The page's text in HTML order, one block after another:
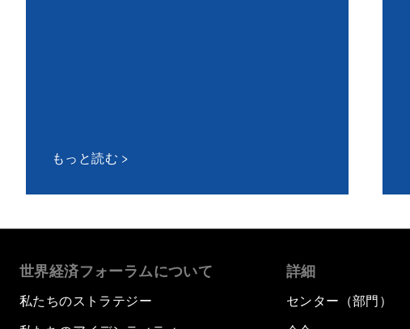
もっと読む
世界経済フォーラムについて
私たちのストラテジー
詳細
センター（部門）